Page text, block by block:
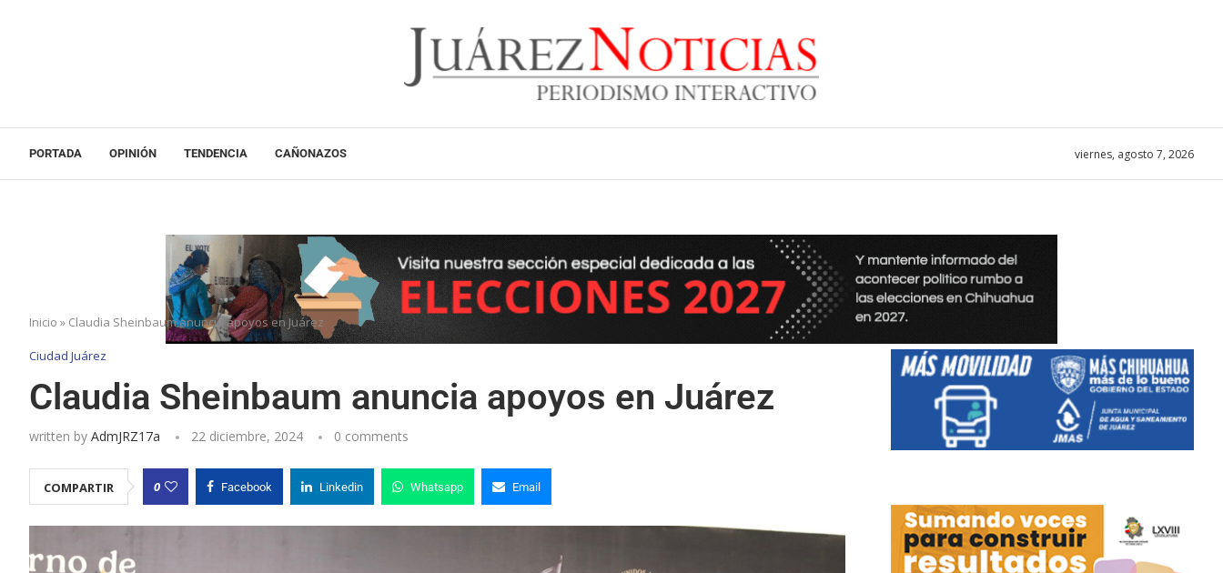
PORTADA OPINIÓN TENDENCIA CAÑONAZOS viernes, agosto 7, 2026
Inicio » Claudia Sheinbaum anuncia apoyos en Juárez
Ciudad Juárez
Claudia Sheinbaum anuncia apoyos en Juárez
written by AdmJRZ17a 22 diciembre, 2024 0 comments
COMPARTIR 0 Facebook Linkedin Whatsapp Email